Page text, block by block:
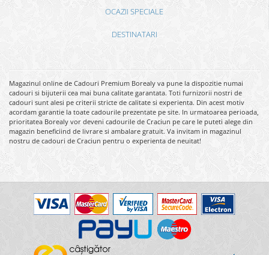
OCAZII SPECIALE
DESTINATARI
Magazinul online de Cadouri Premium Borealy va pune la dispozitie numai
cadouri si bijuterii cea mai buna calitate garantata. Toti furnizorii nostri de
cadouri sunt alesi pe criterii stricte de calitate si experienta. Din acest motiv
acordam garantie la toate cadourile prezentate pe site. In urmatoarea perioada,
prioritatea Borealy vor deveni cadourile de Craciun pe care le puteti alege din
magazin beneficiind de livrare si ambalare gratuit. Va invitam in magazinul
nostru de cadouri de Craciun pentru o experienta de neuitat!